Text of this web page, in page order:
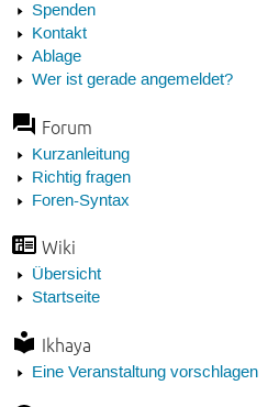
Spenden
Kontakt
Ablage
Wer ist gerade angemeldet?
Forum
Kurzanleitung
Richtig fragen
Foren-Syntax
Wiki
Übersicht
Startseite
Ikhaya
Eine Veranstaltung vorschlagen